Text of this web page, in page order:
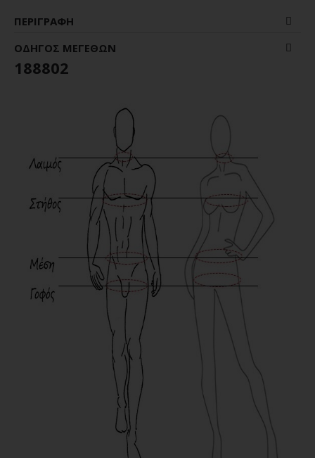
ΠΕΡΙΓΡΑΦΉ
ΟΔΗΓΌΣ ΜΕΓΕΘΏΝ
188802